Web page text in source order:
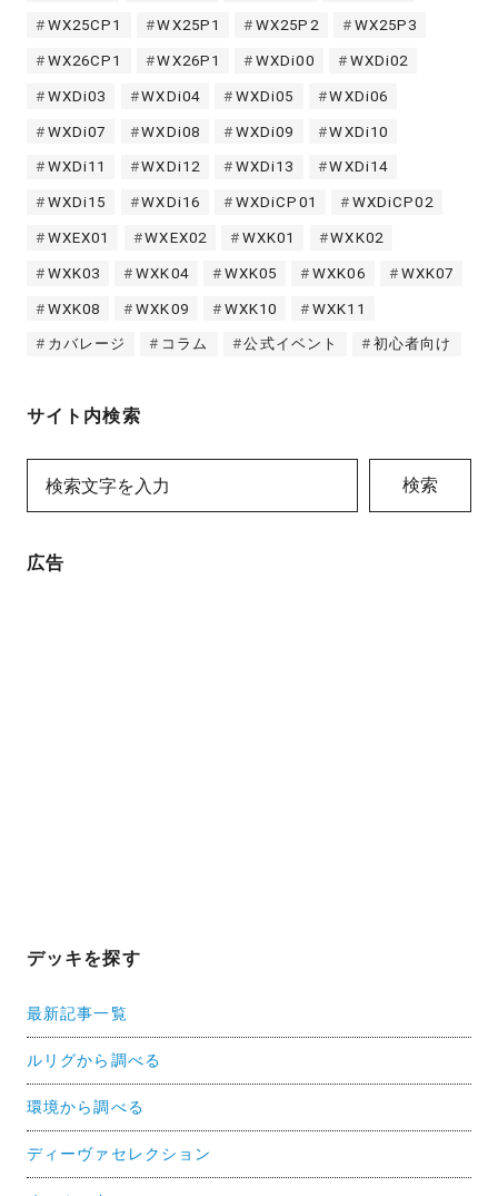
WX25CP1 WX25P1 WX25P2 WX25P3
WX26CP1 WX26P1 WXDi00 WXDi02
WXDi03 WXDi04 WXDi05 WXDi06
WXDi07 WXDi08 WXDi09 WXDi10
WXDi11 WXDi12 WXDi13 WXDi14
WXDi15 WXDi16 WXDiCP01 WXDiCP02
WXEX01 WXEX02 WXK01 WXK02
WXK03 WXK04 WXK05 WXK06 WXK07
WXK08 WXK09 WXK10 WXK11
カバレージ コラム 公式イベント 初心者向け
サイト内検索
検索
広告
デッキを探す
最新記事一覧
ルリグから調べる
環境から調べる
ディーヴァセレクション